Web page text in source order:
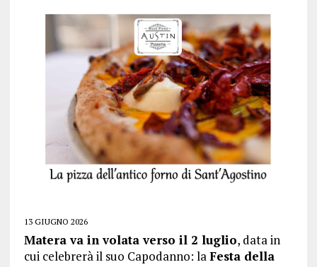
13 GIUGNO 2026
Matera va in volata verso il 2 luglio, data in
cui celebrerà il suo Capodanno: laFesta della